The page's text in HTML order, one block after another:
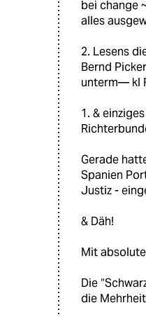
bei change
alles
2. Lesens
Bernd
unterm— kl
1. &
Gerade
Spanien
Justiz -
& Däh!
Mit
Die
die